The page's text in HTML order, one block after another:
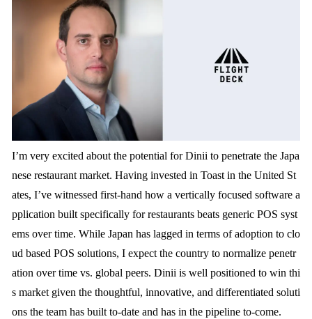
I’m very excited about the potential for Dinii to penetrate the Japa
nese restaurant market. Having invested in Toast in the United St
ates, I’ve witnessed first-hand how a vertically focused software a
pplication built specifically for restaurants beats generic POS syst
ems over time. While Japan has lagged in terms of adoption to clo
ud based POS solutions, I expect the country to normalize penetr
ation over time vs. global peers. Dinii is well positioned to win thi
s market given the thoughtful, innovative, and differentiated soluti
ons the team has built to-date and has in the pipeline to-come.